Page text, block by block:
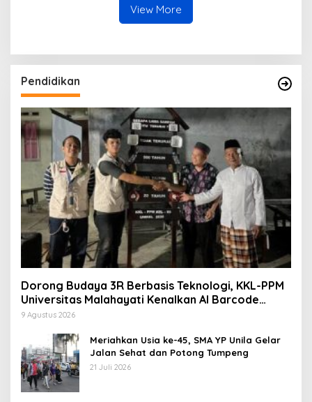
Dukungan SwasembadaView More
Pendidikan
Dorong Budaya 3R Berbasis Teknologi, KKL-PPM
Universitas Malahayati Kenalkan AI Barcode
untuk Edukasi Sampah
9 Agustus 2026
Meriahkan Usia ke-45, SMA YP Unila Gelar
Jalan Sehat dan Potong Tumpeng
21 Juli 2026